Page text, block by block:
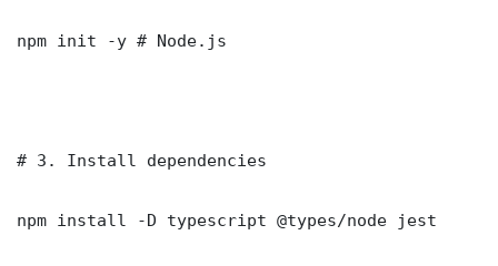
npm init -y # Node.js
# 3. Install dependencies
npm install -D typescript @types/node jest